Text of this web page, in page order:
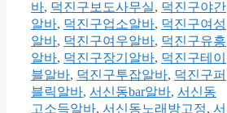
바, 덕진구보도사무실, 덕진구야간
알바, 덕진구업소알바, 덕진구여성
알바, 덕진구여우알바, 덕진구유흥
알바, 덕진구장기알바, 덕진구테이
블알바, 덕진구투잡알바, 덕진구퍼
블릭알바, 서신동bar알바, 서신동
고소득알바, 서신동노래방고정, 서